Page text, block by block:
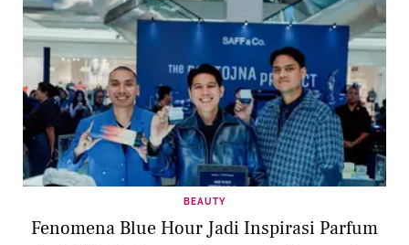
BEAUTY
Fenomena Blue Hour Jadi Inspirasi Parfum